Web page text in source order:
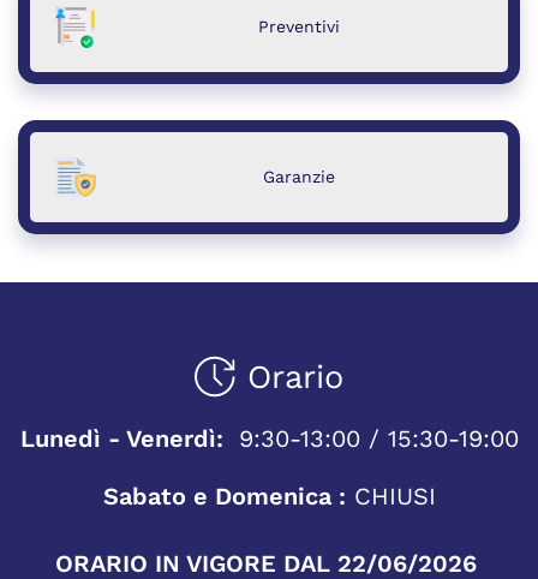
Preventivi
Garanzie
Orario
Lunedì - Venerdì:
9:30-13:00 / 15:30-19:00
Sabato e Domenica : CHIUSI
ORARIO IN VIGORE DAL 22/06/2026